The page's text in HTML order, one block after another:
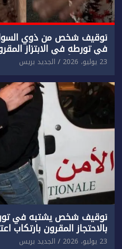
توقيف شخص من ذوي
في تورطه في الابتزاز
حق سائح أجنبي.
23 يوليو، 2026 الجديد بريس
توقيف شخص يشتبه في
بالاحتجاز المقرون بارتكاب
إضرام النار عمدا.
23 يوليو، 2026 الجديد بريس